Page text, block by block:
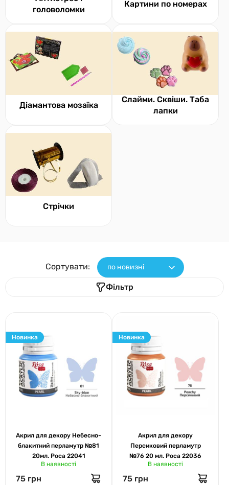
головоломки
Картини по номерах
Діамантова мозаїка
Слайми. Сквіши. Таба
лапки
Стрічки
Сортувати: по новизні
Фільтр
Новинка
Акрил для декору Небесно-
блакитний перламутр №81
20мл. Роса 22041
В наявності
75 грн
Новинка
Акрил для декору
Персиковий перламутр
№76 20 мл. Роса 22036
В наявності
75 грн